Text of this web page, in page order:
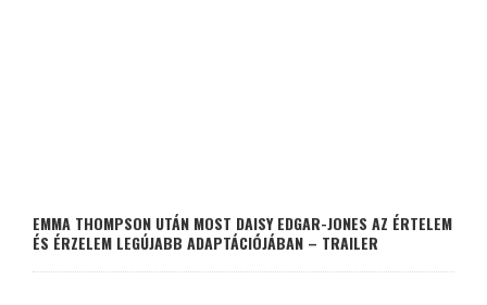
EMMA THOMPSON UTÁN MOST DAISY EDGAR-JONES AZ ÉRTELEM
ÉS ÉRZELEM LEGÚJABB ADAPTÁCIÓJÁBAN – TRAILER